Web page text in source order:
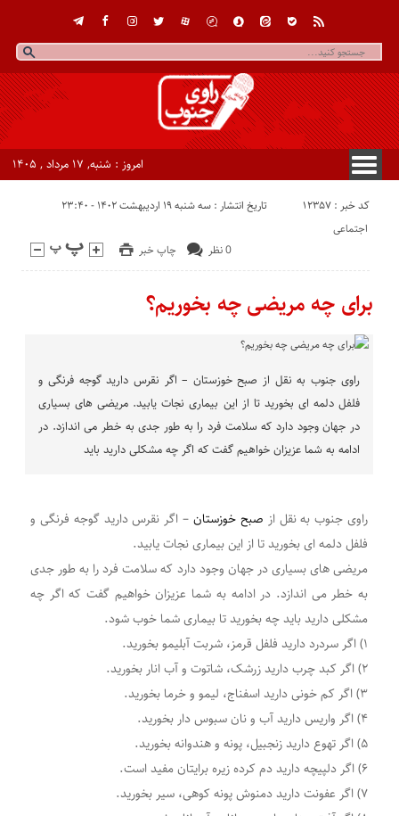
امروز : شنبه, ۱۷ مرداد , ۱۴۰۵
کد خبر : 12357 تاریخ انتشار : سه شنبه ۱۹ اردیبهشت ۱۴۰۲ - ۲۳:۴۰
چاپ خبر 0 نظر
اجتماعی
برای چه مریضی چه بخوریم؟
راوی جنوب به نقل از صبح خوزستان – اگر نقرس دارید گوجه فرنگی و
فلفل دلمه ای بخورید تا از این بیماری نجات یابید. مریضی های بسیاری
در جهان وجود دارد که سلامت فرد را به طور جدی به خطر می اندازد. در
ادامه به شما عزیزان خواهیم گفت که اگر چه مشکلی دارید باید
راوی جنوب به نقل از صبح خوزستان – اگر نقرس دارید گوجه فرنگی و
فلفل دلمه ای بخورید تا از این بیماری نجات یابید.
مریضی های بسیاری در جهان وجود دارد که سلامت فرد را به طور جدی
به خطر می اندازد. در ادامه به شما عزیزان خواهیم گفت که اگر چه
مشکلی دارید باید چه بخورید تا بیماری شما خوب شود.
۱) اگر سردرد دارید فلفل قرمز، شربت آبلیمو بخورید.
۲) اگر کبد چرب دارید زرشک، شاتوت و آب انار بخورید.
۳) اگر کم خونی دارید اسفناج، لیمو و خرما بخورید.
۴) اگر واریس دارید آب و نان سبوس دار بخورید.
۵) اگر تهوع دارید زنجبیل، پونه و هندوانه‌ بخورید.
۶) اگر دلپیچه دارید دم کرده زیره برایتان مفید است.
۷) اگر عفونت دارید دمنوش پونه کوهی، سیر بخورید.